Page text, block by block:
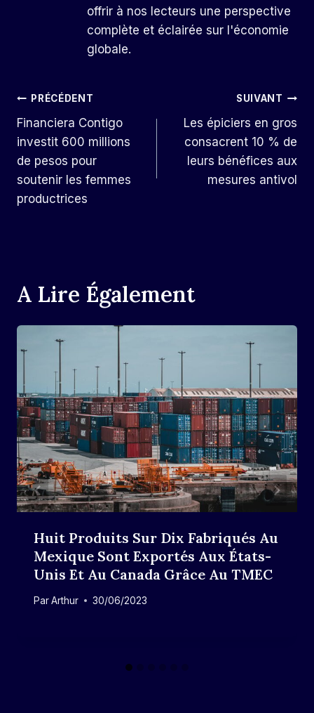
offrir à nos lecteurs une perspective
complète et éclairée sur l'économie
globale.
Navigation
De
L’article
PRÉCÉDENT
Financiera Contigo
investit 600 millions
de pesos pour
soutenir les femmes
productrices
SUIVANT
Les épiciers en gros
consacrent 10 % de
leurs bénéfices aux
mesures antivol
A Lire Également
Huit Produits Sur Dix Fabriqués Au
Mexique Sont Exportés Aux États-
Unis Et Au Canada Grâce Au TMEC
ParArthur 30/06/2023